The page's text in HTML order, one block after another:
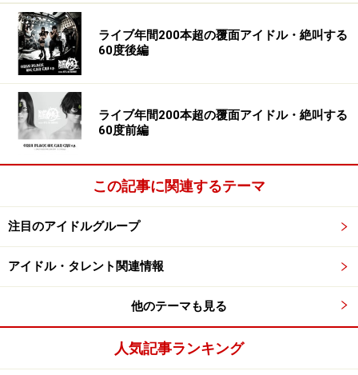
ライブ年間200本超の覆面アイドル・絶叫する
60度後編
ライブ年間200本超の覆面アイドル・絶叫する
60度前編
この記事に関連するテーマ
注目のアイドルグループ
アイドル・タレント関連情報
他のテーマも見る
人気記事ランキング